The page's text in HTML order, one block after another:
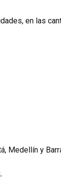
en las
Medellín y